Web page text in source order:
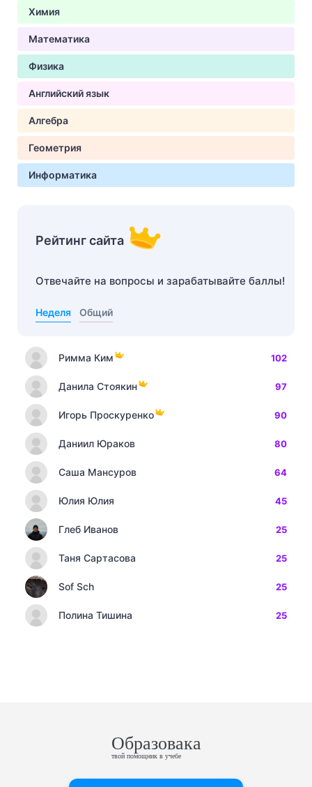
Химия
Математика
Физика
Английский язык
Алгебра
Геометрия
Информатика
Рейтинг сайта
Отвечайте на вопросы и зарабатывайте баллы!
Неделя Общий
Римма Ким 102
Данила Стоякин 97
Игорь Проскуренко 90
Даниил Юраков 80
Саша Мансуров 64
Юлия Юлия 45
Глеб Иванов 25
Таня Сартасова 25
Sof Sch 25
Полина Тишина 25
Образовака
твой помощник в учебе